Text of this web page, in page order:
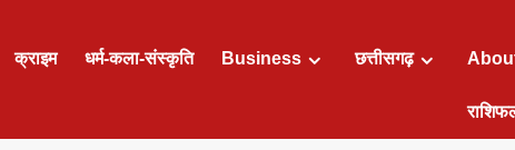
क्राइम धर्म-कला-संस्कृति Business छत्तीसगढ़